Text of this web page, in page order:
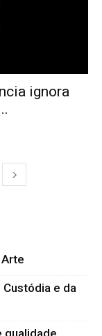
ignora
Custódia e da
qualidade